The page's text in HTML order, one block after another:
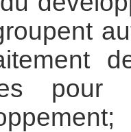
pour